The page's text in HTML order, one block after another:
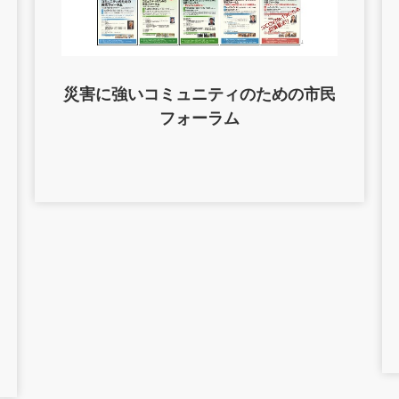
災害に強いコミュニティのための市民
フォーラム